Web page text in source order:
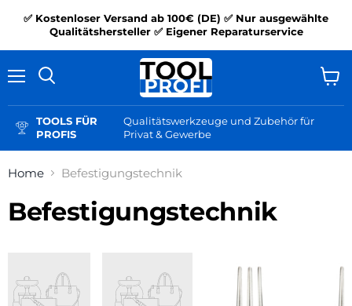
✅ Kostenloser Versand ab 100€ (DE) ✅ Nur ausgewählte
Qualitätshersteller ✅ Eigener Reparaturservice
TOOLS FÜR
PROFIS
Qualitätswerkzeuge und Zubehör für
Privat & Gewerbe
Home Befestigungstechnik
Befestigungstechnik